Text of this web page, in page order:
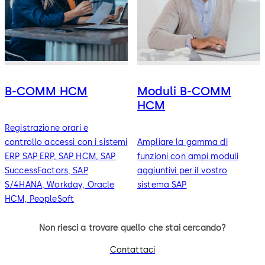
B-COMM HCM
Registrazione orari e
controllo accessi con i sistemi
ERP SAP ERP, SAP HCM, SAP
SuccessFactors, SAP
S/4HANA, Workday, Oracle
HCM, PeopleSoft
Moduli B-COMM
HCM
Ampliare la gamma di
funzioni con ampi moduli
aggiuntivi per il vostro
sistema SAP
Non riesci a trovare quello che stai cercando?
Contattaci